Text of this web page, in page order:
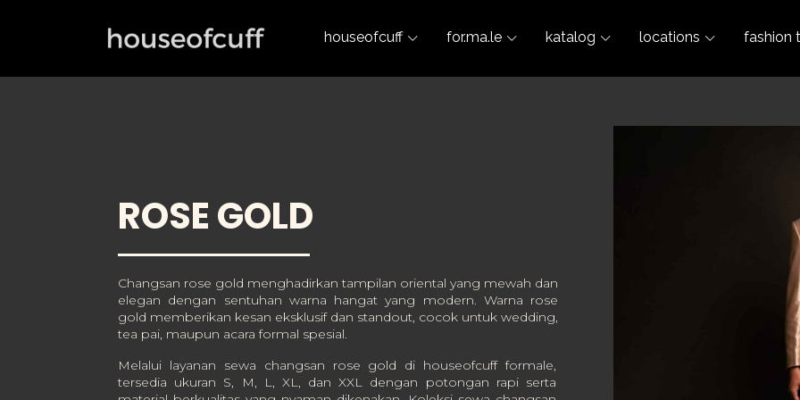
houseofcuff for.ma.le katalog locations fashion
ROSE GOLD
Changsan rose gold menghadirkan tampilan oriental yang mewah dan
elegan dengan sentuhan warna hangat yang modern. Warna rose
gold memberikan kesan eksklusif dan standout, cocok untuk wedding,
tea pai, maupun acara formal spesial.
Melalui layanan sewa changsan rose gold di houseofcuff formale,
tersedia ukuran S, M, L, XL, dan XXL dengan potongan rapi serta